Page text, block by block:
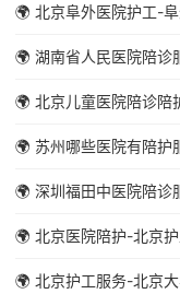
🌍 北京阜外医院护工-
🌍 湖南省人民医院陪诊
🌍 北京儿童医院陪诊陪
🌍 苏州哪些医院有陪护
🌍 深圳福田中医院陪诊
🌍 北京医院陪护-北京
🌍 北京护工服务-北京